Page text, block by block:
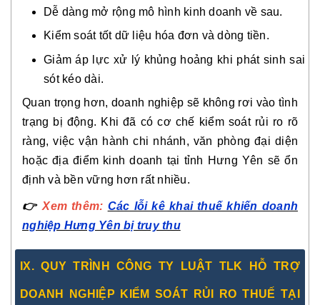
Dễ dàng mở rộng mô hình kinh doanh về sau.
Kiểm soát tốt dữ liệu hóa đơn và dòng tiền.
Giảm áp lực xử lý khủng hoảng khi phát sinh sai
sót kéo dài.
Quan trọng hơn, doanh nghiệp sẽ không rơi vào tình
trạng bị động. Khi đã có cơ chế kiểm soát rủi ro rõ
ràng, việc vận hành chi nhánh, văn phòng đại diện
hoặc địa điểm kinh doanh tại tỉnh Hưng Yên sẽ ổn
định và bền vững hơn rất nhiều.
👉Xem thêm: Các lỗi kê khai thuế khiến doanh
nghiệp Hưng Yên bị truy thu
IX. QUY TRÌNH CÔNG TY LUẬT TLK HỖ TRỢ
DOANH NGHIỆP KIỂM SOÁT RỦI RO THUẾ TẠI